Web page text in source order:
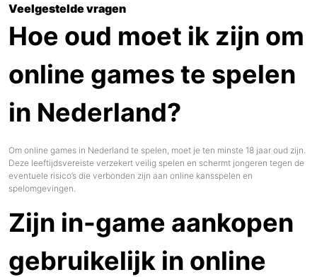
Veelgestelde vragen
Hoe oud moet ik zijn om
online games te spelen
in Nederland?
Om online games in Nederland te spelen, moet je ten minste 18 jaar oud zijn.
Deze leeftijdsvereiste verzekert veilig spelen en schermt jongeren tegen de
eventuele risico’s die verbonden zijn aan online kansspelen en
spelomgevingen.
Zijn in-game aankopen
gebruikelijk in online